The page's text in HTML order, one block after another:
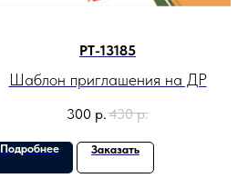
PT-13185
Шаблон приглашения на ДР
300 р. 430 р.
Подробнее Заказать